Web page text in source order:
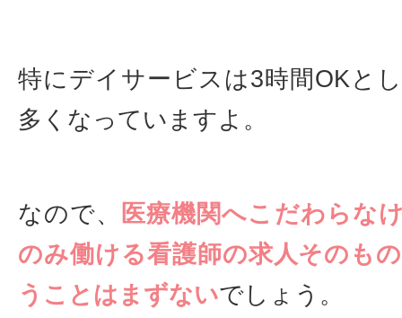
特にデイサービスは3時間OKと
多くなっていますよ。
なので、
医療機関へこだわらな
のみ働ける看護師の求人そのも
うことはまずないでしょう。